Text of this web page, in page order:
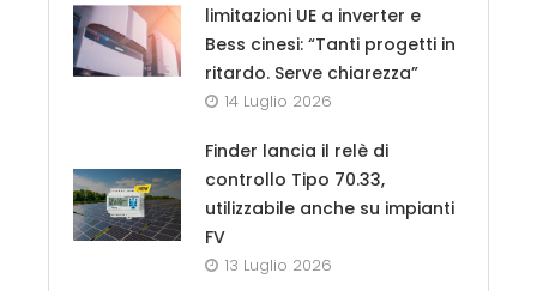
limitazioni UE a inverter e
Bess cinesi: “Tanti progetti in
ritardo. Serve chiarezza”
14 Luglio 2026
Finder lancia il relè di
controllo Tipo 70.33,
utilizzabile anche su impianti
FV
13 Luglio 2026